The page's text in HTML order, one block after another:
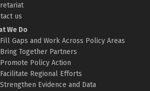
us
We Do
Gaps and Work Across Policy Areas
Together Partners
Policy Action
Regional Efforts
Evidence and Data